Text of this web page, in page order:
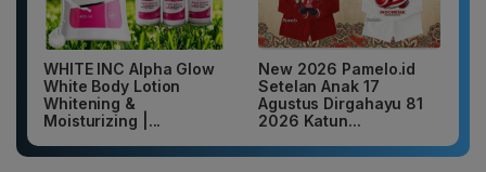
WHITE INC Alpha Glow
White Body Lotion
Whitening &
Moisturizing |...
New 2026 Pamelo.id
Setelan Anak 17
Agustus Dirgahayu 81
2026 Katun...